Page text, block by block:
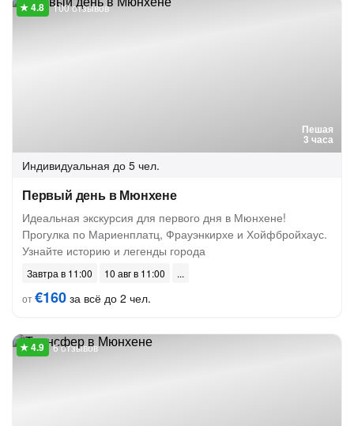
Пешая
3 часа
100 отзывов
Индивидуальная до 5 чел.
Первый день в Мюнхене
Идеальная экскурсия для первого дня в Мюнхене!
Прогулка по Мариенплатц, Фрауэнкирхе и Хойфбройхаус.
Узнайте историю и легенды города
Завтра в 11:00
10 авг в 11:00
от€160 за всё до 2 чел.
6 отзывов